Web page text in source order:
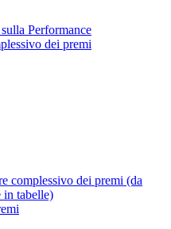
Performance
dei premi
complessivo dei premi (da
in tabelle)